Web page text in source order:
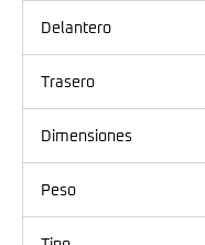
Delantero
Trasero
Dimensiones
Peso